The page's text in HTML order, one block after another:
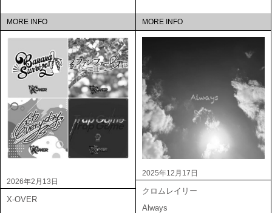
MORE INFO MORE INFO
2026年2月13日
X-OVER
2025年12月17日
クロムレイリー
Always